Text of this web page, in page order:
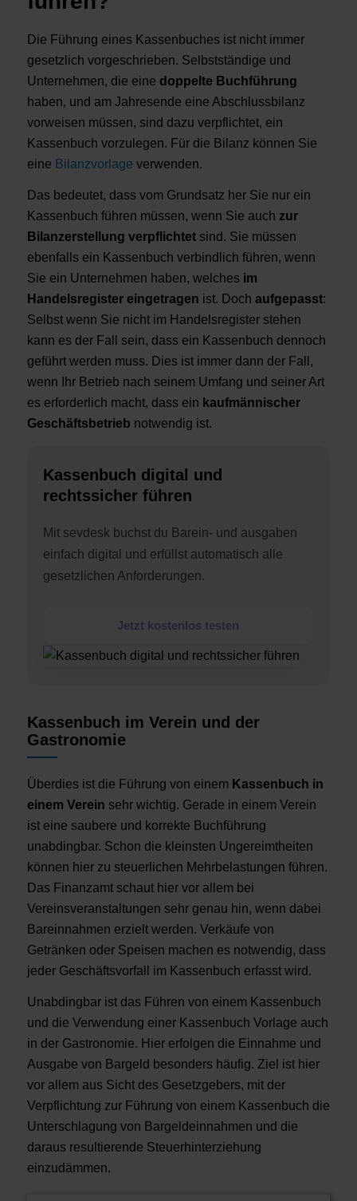
Die Führung eines Kassenbuches ist nicht immer
gesetzlich vorgeschrieben. Selbstständige und
Unternehmen, die eine doppelte Buchführung
haben, und am Jahresende eine Abschlussbilanz
vorweisen müssen, sind dazu verpflichtet, ein
Kassenbuch vorzulegen. Für die Bilanz können Sie
eine Bilanzvorlage verwenden.
Das bedeutet, dass vom Grundsatz her Sie nur ein
Kassenbuch führen müssen, wenn Sie auch zur
Bilanzerstellung verpflichtetsind. Sie müssen
ebenfalls ein Kassenbuch verbindlich führen, wenn
Sie ein Unternehmen haben, welchesim
Handelsregister eingetragen ist. Doch aufgepasst:
Selbst wenn Sie nicht im Handelsregister stehen
kann es der Fall sein, dass ein Kassenbuch dennoch
geführt werden muss. Dies ist immer dann der Fall,
wenn Ihr Betrieb nach seinem Umfang und seiner Art
es erforderlich macht, dass ein kaufmännischer
Geschäftsbetrieb notwendig ist.
Kassenbuch digital und
rechtssicher führen
Mit sevdesk buchst du Barein- und ausgaben
einfach digital und erfüllst automatisch alle
gesetzlichen Anforderungen.
Jetzt kostenlos testen
Kassenbuch im Verein und der
Gastronomie
Überdies ist die Führung von einem Kassenbuch in
einem Verein sehr wichtig. Gerade in einem Verein
ist eine saubere und korrekte Buchführung
unabdingbar. Schon die kleinsten Ungereimtheiten
können hier zu steuerlichen Mehrbelastungen führen.
Das Finanzamt schaut hier vor allem bei
Vereinsveranstaltungen sehr genau hin, wenn dabei
Bareinnahmen erzielt werden. Verkäufe von
Getränken oder Speisen machen es notwendig, dass
jeder Geschäftsvorfall im Kassenbuch erfasst wird.
Unabdingbar ist das Führen von einem Kassenbuch
und die Verwendung einer Kassenbuch Vorlage auch
in der Gastronomie. Hier erfolgen die Einnahme und
Ausgabe von Bargeld besonders häufig. Ziel ist hier
vor allem aus Sicht des Gesetzgebers, mit der
Verpflichtung zur Führung von einem Kassenbuch die
Unterschlagung von Bargeldeinnahmen und die
daraus resultierende Steuerhinterziehung
einzudämmen.